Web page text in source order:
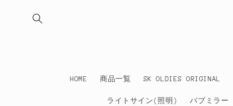
HOME 商品一覧 SK OLDIES ORIGINAL
ライトサイン(照明) パブミラー